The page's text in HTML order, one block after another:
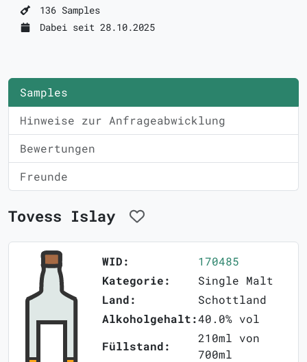
136 Samples
Dabei seit 28.10.2025
Samples
Hinweise zur Anfrageabwicklung
Bewertungen
Freunde
Tovess Islay
WID:
170485
Kategorie:
Single Malt
Land:
Schottland
Alkoholgehalt:40.0% vol
Füllstand:
210ml von
700ml